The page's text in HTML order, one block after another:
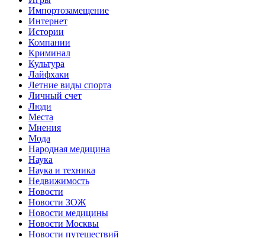
Импортозамещение
Интернет
Истории
Компании
Криминал
Культура
Лайфхаки
Летние виды спорта
Личный счет
Люди
Места
Мнения
Мода
Народная медицина
Наука
Наука и техника
Недвижимость
Новости
Новости ЗОЖ
Новости медицины
Новости Москвы
Новости путешествий